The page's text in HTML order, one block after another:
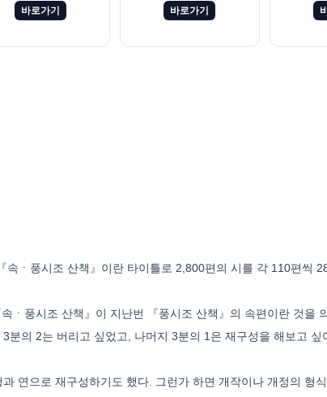
바로가기 바로가기
ㆍ풍시조 산책』이란 타이틀로 2,800편의 시를 각 110편씩
ㆍ풍시조 산책』이 지난번 『풍시조 산책』의 속편이란 것을
분의 2는 버리고 싶었고, 나머지 3분의 1은 재구성을 해보고
연으로 재구성하기도 했다. 그런가 하면 개작이나 개정의 형